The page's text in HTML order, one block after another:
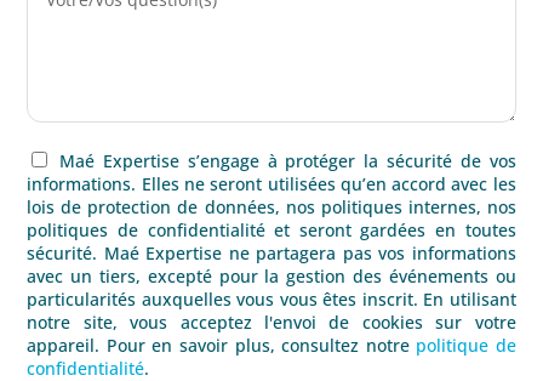
Maé Expertise s’engage à protéger la sécurité de vos
informations. Elles ne seront utilisées qu’en accord avec les
lois de protection de données, nos politiques internes, nos
politiques de confidentialité et seront gardées en toutes
sécurité. Maé Expertise ne partagera pas vos informations
avec un tiers, excepté pour la gestion des événements ou
particularités auxquelles vous vous êtes inscrit. En utilisant
notre site, vous acceptez l'envoi de cookies sur votre
appareil. Pour en savoir plus, consultez notre politique de
confidentialité.